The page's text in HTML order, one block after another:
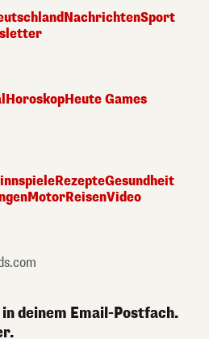
NachrichtenSport
HoroskopHeute Games
RezepteGesundheit
MotorReisenVideo
deinem Email-Postfach.